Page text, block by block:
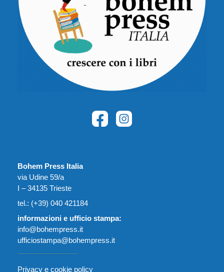
Bohem Press Italia
via Udine 59/a
I – 34135 Trieste
tel.: (+39) 040 421184
informazioni e ufficio stampa:
info@bohempress.it
ufficiostampa@bohempress.it
Privacy e cookie policy